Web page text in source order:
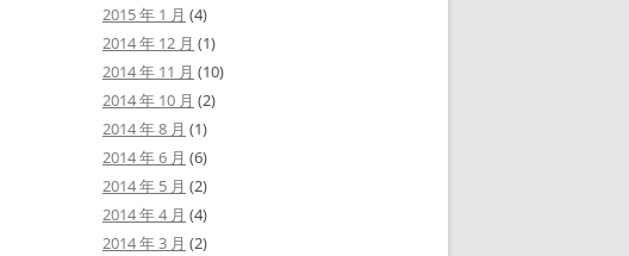
2015 年 1 月 (4)
2014 年 12 月 (1)
2014 年 11 月 (10)
2014 年 10 月 (2)
2014 年 8 月 (1)
2014 年 6 月 (6)
2014 年 5 月 (2)
2014 年 4 月 (4)
2014 年 3 月 (2)